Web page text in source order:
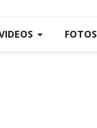
FOTOS